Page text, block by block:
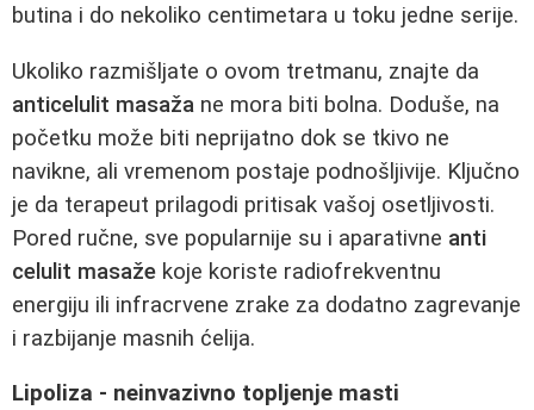
butina i do nekoliko centimetara u toku jedne serije.
Ukoliko razmišljate o ovom tretmanu, znajte da
anticelulit masaža ne mora biti bolna. Doduše, na
početku može biti neprijatno dok se tkivo ne
navikne, ali vremenom postaje podnošljivije. Ključno
je da terapeut prilagodi pritisak vašoj osetljivosti.
Pored ručne, sve popularnije su i aparativne anti
celulit masaže koje koriste radiofrekventnu
energiju ili infracrvene zrake za dodatno zagrevanje
i razbijanje masnih ćelija.
Lipoliza - neinvazivno topljenje masti